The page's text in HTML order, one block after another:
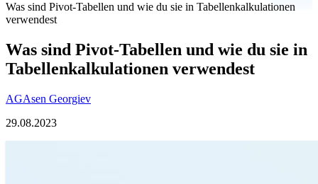
Was sind Pivot-Tabellen und wie du sie in Tabellenkalkulationen
verwendest
Was sind Pivot-Tabellen und wie du sie in
Tabellenkalkulationen verwendest
AGAsen Georgiev
29.08.2023